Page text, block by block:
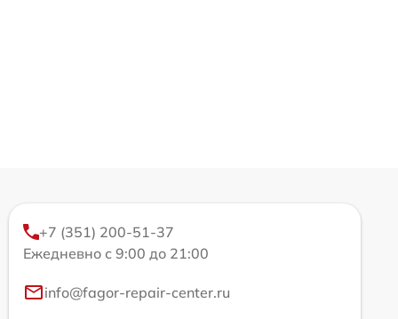
+7 (351) 200-51-37
Ежедневно с 9:00 до 21:00
info@fagor-repair-center.ru